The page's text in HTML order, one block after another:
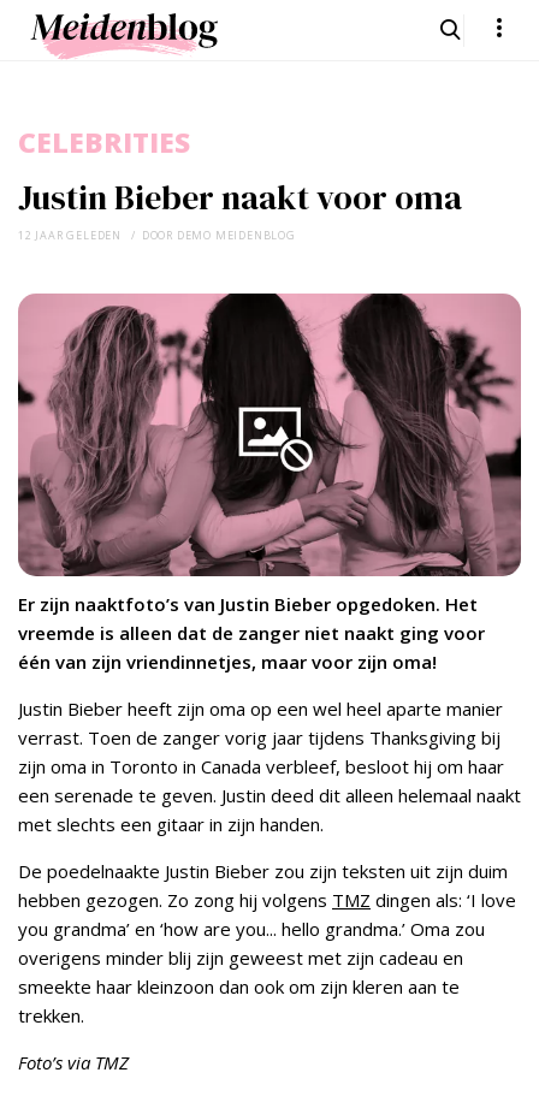
Justin Bieber naakt voor oma
CELEBRITIES
12 JAAR GELEDEN DOOR DEMO MEIDENBLOG
Er zijn naaktfoto’s van Justin Bieber opgedoken. Het
vreemde is alleen dat de zanger niet naakt ging voor
één van zijn vriendinnetjes, maar voor zijn oma!
Justin Bieber heeft zijn oma op een wel heel aparte manier
verrast. Toen de zanger vorig jaar tijdens Thanksgiving bij
zijn oma in Toronto in Canada verbleef, besloot hij om haar
een serenade te geven. Justin deed dit alleen helemaal naakt
met slechts een gitaar in zijn handen.
De poedelnaakte Justin Bieber zou zijn teksten uit zijn duim
hebben gezogen. Zo zong hij volgens TMZ dingen als: ‘I love
you grandma’ en ‘how are you... hello grandma.’ Oma zou
overigens minder blij zijn geweest met zijn cadeau en
smeekte haar kleinzoon dan ook om zijn kleren aan te
trekken.
Foto’s via TMZ